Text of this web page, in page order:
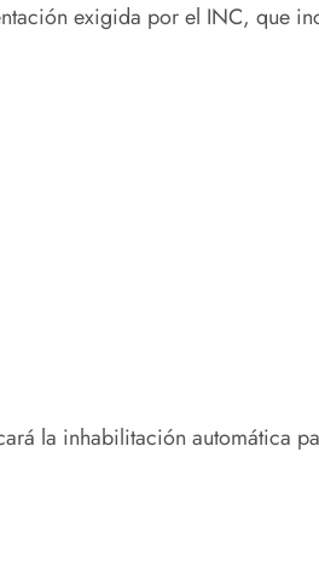
exigida por el INC, que
la inhabilitación automática